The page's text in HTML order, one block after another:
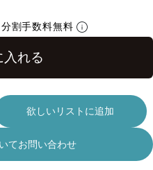
割手数料無料
入れる
欲しいリストに追加
てお問い合わせ